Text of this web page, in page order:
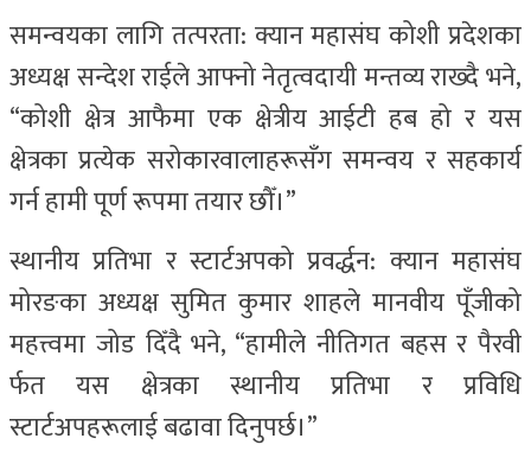
समन्वयका लागि तत्परता: क्यान महासंघ कोशी प्रदेशका
अध्यक्ष सन्देश राईले आफ्नो नेतृत्वदायी मन्तव्य राख्दै भने,
“कोशी क्षेत्र आफैमा एक क्षेत्रीय आईटी हब हो र यस
क्षेत्रका प्रत्येक सरोकारवालाहरूसँग समन्वय र सहकार्य
गर्न हामी पूर्ण रूपमा तयार छौँ।”
स्थानीय प्रतिभा र स्टार्टअपको प्रवर्द्धन: क्यान महासंघ
मोरङका अध्यक्ष सुमित कुमार शाहले मानवीय पूँजीको
महत्त्वमा जोड दिँदै भने, “हामीले नीतिगत बहस र पैरवी
र्फत यस क्षेत्रका स्थानीय प्रतिभा र प्रविधि
स्टार्टअपहरूलाई बढावा दिनुपर्छ।”